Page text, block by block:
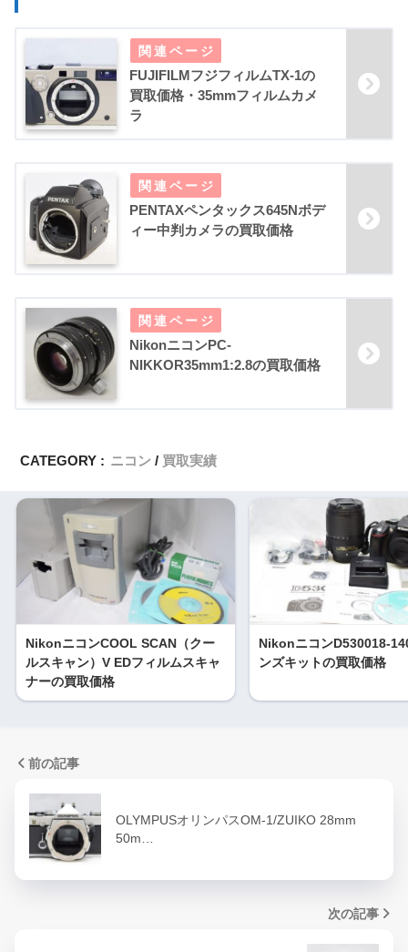
FUJIFILMフジフィルムTX-1の
買取価格・35mmフィルムカメ
ラ
PENTAXペンタックス645Nボデ
ィー中判カメラの買取価格
NikonニコンPC-
NIKKOR35mm1:2.8の買取価格
CATEGORY : ニコン 買取実績
NikonニコンCOOL SCAN（クー
ルスキャン）V EDフィルムスキャ
ナーの買取価格
NikonニコンD530018-
ンズキットの買取価格
前の記事
OLYMPUSオリンパスOM-1/ZUIKO 28mm
50m…
次の記事